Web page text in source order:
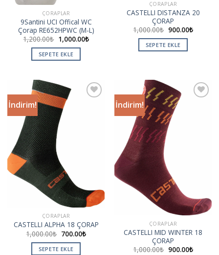
ÇORAPLAR
9Santini UCI Offical WC
Çorap RE652HPWC (M-L)
1,200.00₺ 1,000.00₺
SEPETE EKLE
ÇORAPLAR
CASTELLI DISTANZA 20
ÇORAP
1,000.00₺ 900.00₺
SEPETE EKLE
İndirim!
ÇORAPLAR
CASTELLI ALPHA 18 ÇORAP
1,000.00₺ 700.00₺
SEPETE EKLE
İndirim!
ÇORAPLAR
CASTELLI MID WINTER 18
ÇORAP
1,000.00₺ 900.00₺